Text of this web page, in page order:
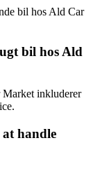
bil hos Ald Car
bil hos Ald
Market inkluderer
handle